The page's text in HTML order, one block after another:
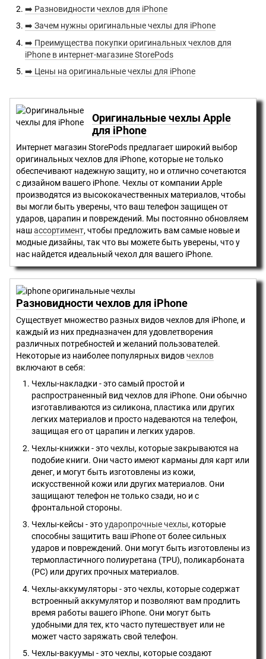
➡️ Разновидности чехлов для iPhone
➡️ Зачем нужны оригинальные чехлы для iPhone
➡️ Преимущества покупки оригинальных чехлов для
iPhone в интернет-магазине StorePods
➡️ Цены на оригинальные чехлы для iPhone
Оригинальные чехлы Apple
для iPhone
Интернет магазин StorePods предлагает широкий выбор
оригинальных чехлов для iPhone, которые не только
обеспечивают надежную защиту, но и отлично сочетаются
с дизайном вашего iPhone. Чехлы от компании Apple
производятся из высококачественных материалов, чтобы
вы могли быть уверены, что ваш телефон защищен от
ударов, царапин и повреждений. Мы постоянно обновляем
нашассортимент, чтобы предложить вам самые новые и
модные дизайны, так что вы можете быть уверены, что у
нас найдется идеальный чехол для вашего iPhone.
Разновидности чехлов для iPhone
Существует множество разных видов чехлов для iPhone, и
каждый из них предназначен для удовлетворения
различных потребностей и желаний пользователей.
Некоторые из наиболее популярных видовчехлов
включают в себя:
Чехлы-накладки - это самый простой и
распространенный вид чехлов для iPhone. Они обычно
изготавливаются из силикона, пластика или других
легких материалов и просто надеваются на телефон,
защищая его от царапин и легких ударов.
Чехлы-книжки - это чехлы, которые закрываются на
подобие книги. Они часто имеют карманы для карт или
денег, и могут быть изготовлены из кожи,
искусственной кожи или других материалов. Они
защищают телефон не только сзади, но и с
фронтальной стороны.
Чехлы-кейсы - этоударопрочные чехлы, которые
способны защитить ваш iPhone от более сильных
ударов и повреждений. Они могут быть изготовлены из
термопластичного полиуретана (TPU), поликарбоната
(PC) или других прочных материалов.
Чехлы-аккумуляторы - это чехлы, которые содержат
встроенный аккумулятор и позволяют вам продлить
время работы вашего iPhone. Они могут быть
удобными для тех, кто часто путешествует или не
может часто заряжать свой телефон.
Чехлы-вакуумы - это чехлы, которые создают